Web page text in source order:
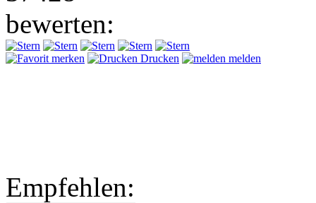
bewerten:
merken Drucken melden
Empfehlen: